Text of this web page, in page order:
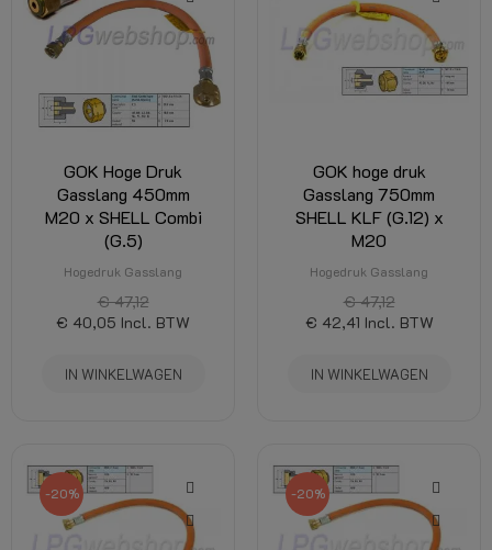
GOK Hoge Druk
Gasslang 450mm
M20 x SHELL Combi
(G.5)
Hogedruk Gasslang
€ 47,12
€ 40,05 Incl. BTW
IN WINKELWAGEN
GOK hoge druk
Gasslang 750mm
SHELL KLF (G.12) x
M20
Hogedruk Gasslang
€ 47,12
€ 42,41 Incl. BTW
IN WINKELWAGEN
-20% -20%